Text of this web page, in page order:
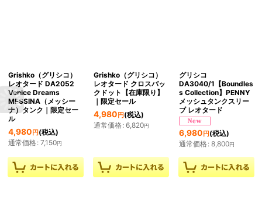
Grishko（グリシコ）
レオタード DA2052
Venice Dreams
MESSINA（メッシー
ナ）タンク｜限定セー
ル
4,980 円 (税込)
通常価格: 7,150円
Grishko（グリシコ）
レオタード クロスバッ
クドット【在庫限り】
｜限定セール
4,980 円(税込)
通常価格: 6,820円
グリシコ
DA3040/1【Boundles
s Collection】PENNY
メッシュタンクスリー
ブ レオタード
6,980 円(税込)
通常価格: 8,800円